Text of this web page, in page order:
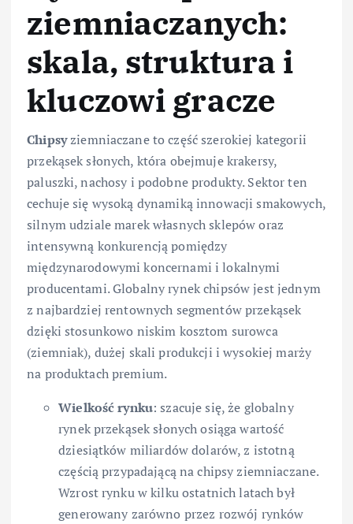
ziemniaczanych:
skala, struktura i
kluczowi gracze
Chipsyziemniaczane to część szerokiej kategorii
przekąsek słonych, która obejmuje krakersy,
paluszki, nachosy i podobne produkty. Sektor ten
cechuje się wysoką dynamiką innowacji smakowych,
silnym udziale marek własnych sklepów oraz
intensywną konkurencją pomiędzy
międzynarodowymi koncernami i lokalnymi
producentami. Globalny rynek chipsów jest jednym
z najbardziej rentownych segmentów przekąsek
dzięki stosunkowo niskim kosztom surowca
(ziemniak), dużej skali produkcji i wysokiej marży
na produktach premium.
Wielkość rynku: szacuje się, że globalny
rynek przekąsek słonych osiąga wartość
dziesiątków miliardów dolarów, z istotną
częścią przypadającą na chipsy ziemniaczane.
Wzrost rynku w kilku ostatnich latach był
generowany zarówno przez rozwój rynków